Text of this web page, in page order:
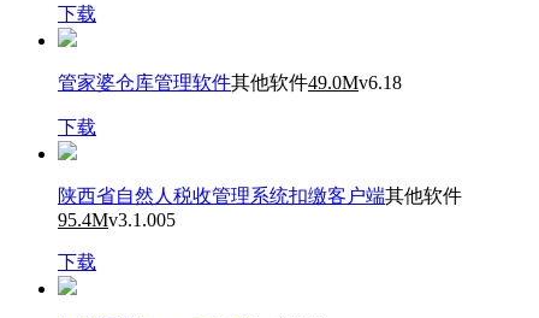
下载
管家婆仓库管理软件其他软件49.0Mv6.18
下载
陕西省自然人税收管理系统扣缴客户端其他软件
95.4Mv3.1.005
下载